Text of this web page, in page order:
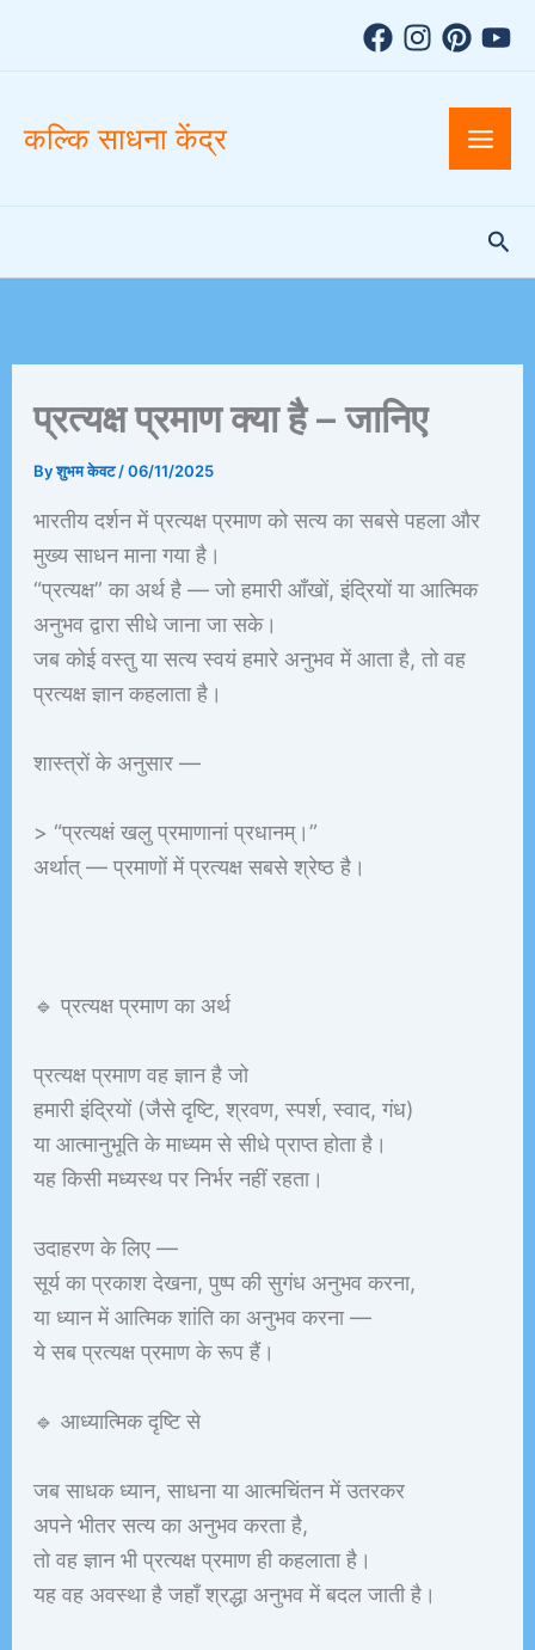
कल्कि साधना केंद्र
प्रत्यक्ष प्रमाण क्या है – जानिए
Byशुभम केवट/06/11/2025
भारतीय दर्शन में प्रत्यक्ष प्रमाण को सत्य का सबसे पहला और
मुख्य साधन माना गया है।
“प्रत्यक्ष” का अर्थ है — जो हमारी आँखों, इंद्रियों या आत्मिक
अनुभव द्वारा सीधे जाना जा सके।
जब कोई वस्तु या सत्य स्वयं हमारे अनुभव में आता है, तो वह
प्रत्यक्ष ज्ञान कहलाता है।
शास्त्रों के अनुसार —
> “प्रत्यक्षं खलु प्रमाणानां प्रधानम्।”
अर्थात् — प्रमाणों में प्रत्यक्ष सबसे श्रेष्ठ है।
🔹 प्रत्यक्ष प्रमाण का अर्थ
प्रत्यक्ष प्रमाण वह ज्ञान है जो
हमारी इंद्रियों (जैसे दृष्टि, श्रवण, स्पर्श, स्वाद, गंध)
या आत्मानुभूति के माध्यम से सीधे प्राप्त होता है।
यह किसी मध्यस्थ पर निर्भर नहीं रहता।
उदाहरण के लिए —
सूर्य का प्रकाश देखना, पुष्प की सुगंध अनुभव करना,
या ध्यान में आत्मिक शांति का अनुभव करना —
ये सब प्रत्यक्ष प्रमाण के रूप हैं।
🔹 आध्यात्मिक दृष्टि से
जब साधक ध्यान, साधना या आत्मचिंतन में उतरकर
अपने भीतर सत्य का अनुभव करता है,
तो वह ज्ञान भी प्रत्यक्ष प्रमाण ही कहलाता है।
यह वह अवस्था है जहाँ श्रद्धा अनुभव में बदल जाती है।
v
e